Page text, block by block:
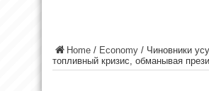
Home / Economy / Чиновники
топливный кризис, обманывая